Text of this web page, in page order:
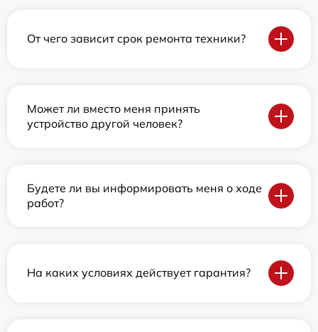
От чего зависит срок ремонта техники?
Может ли вместо меня принять
устройство другой человек?
Будете ли вы информировать меня о ходе
работ?
На каких условиях действует гарантия?